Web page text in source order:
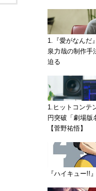
1.『愛がなんだ
泉力哉の制作手
迫る
1.ヒットコンテ
円突破「劇場版
【菅野祐悟】
『ハイキュー!!